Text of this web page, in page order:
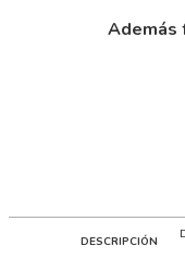
Además
DESCRIPCIÓN